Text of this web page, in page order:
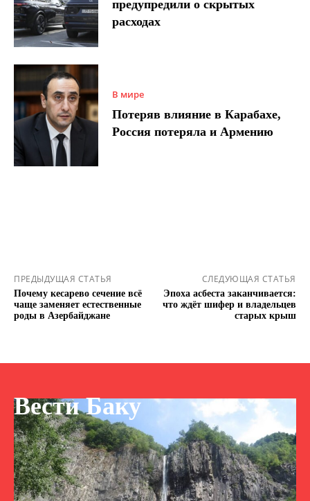
предупредили о скрытых
расходах
В мире
Потеряв влияние в Карабахе,
Россия потеряла и Армению
ПРЕДЫДУЩАЯ СТАТЬЯ
Почему кесарево сечение всё
чаще заменяет естественные
роды в Азербайджане
СЛЕДУЮЩАЯ СТАТЬЯ
Эпоха асбеста заканчивается:
что ждёт шифер и владельцев
старых крыш
Вести Баку